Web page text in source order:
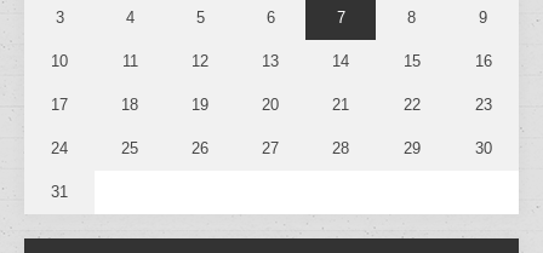
3 4 5 6 7 8 9
10 11 12 13 14 15 16
17 18 19 20 21 22 23
24 25 26 27 28 29 30
31